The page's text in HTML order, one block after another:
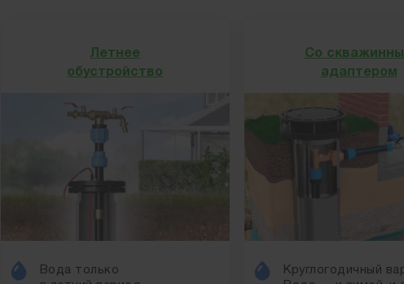
Летнее
обустройство
Вода только
Со
адаптером
Круглогодичный